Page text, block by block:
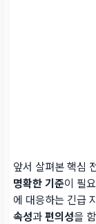
앞서 살펴본 핵심
명확한 기준이 필
에 대응하는 긴급
속성과편의성을